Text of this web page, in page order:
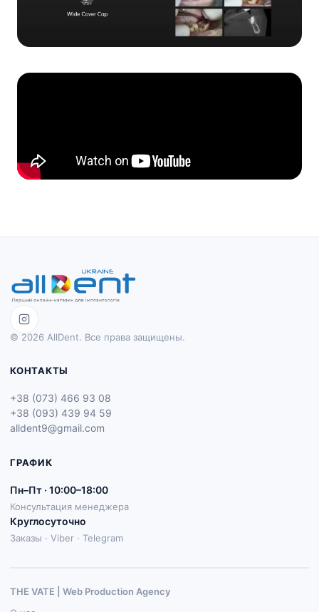
© 2026 AllDent. Все права защищены.
КОНТАКТЫ
+38 (073) 466 93 08
+38 (093) 439 94 59
alldent9@gmail.com
ГРАФИК
Пн–Пт · 10:00–18:00
Консультация менеджера
Круглосуточно
Заказы · Viber · Telegram
THE VATE | Web Production Agenсy